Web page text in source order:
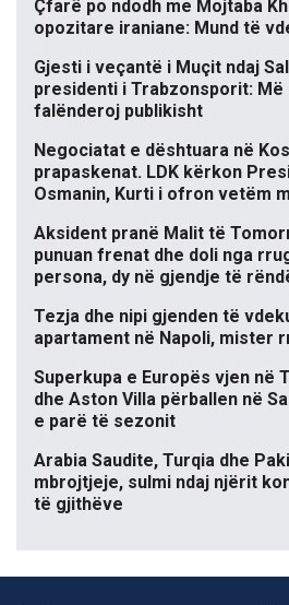
Çfarë po ndodh me Mojtaba
opozitare iraniane: Mund të
Gjesti i veçantë i Muçit ndaj
presidenti i Trabzonsporit: Më
falënderoj publikisht
Negociatat e dështuara në
prapaskenat. LDK kërkon
Osmanin, Kurti i ofron vetëm
Aksident pranë Malit të
punuan frenat dhe doli nga
persona, dy në gjendje të
Tezja dhe nipi gjenden të
apartament në Napoli, mister
Superkupa e Europës vjen në
dhe Aston Villa përballen në
e parë të sezonit
Arabia Saudite, Turqia dhe
mbrojtjeje, sulmi ndaj njërit
të gjithëve